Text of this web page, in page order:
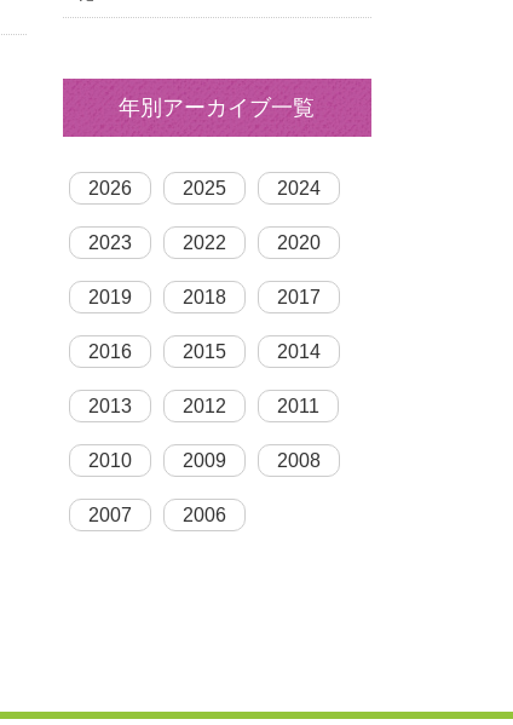
年別アーカイブ一覧
2026 2025 2024
2023 2022 2020
2019 2018 2017
2016 2015 2014
2013 2012 2011
2010 2009 2008
2007 2006